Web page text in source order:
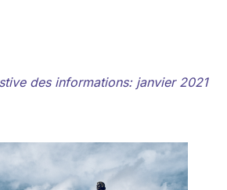
des informations: janvier 2021